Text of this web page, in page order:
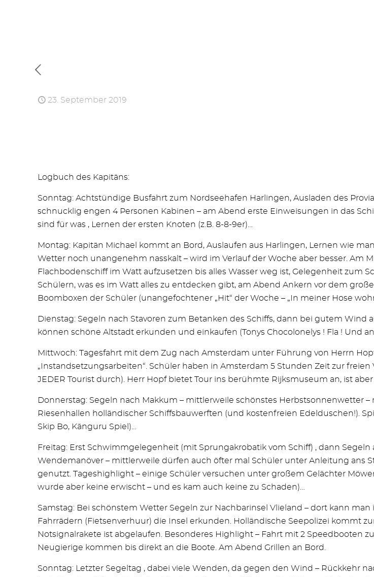
23. September 2019
Logbuch des Kapitäns:
Sonntag: Achtstündige Busfahrt zum Nordseehafen Harlingen, Ausladen des
schnucklig engen 4 Personen Kabinen – am Abend erste Einweisungen in das
sind für was , Lernen der ersten Knoten (z.B. 8-8-9er)…
Montag: Kapitän Michael kommt an Bord, Auslaufen aus Harlingen, Lernen wie
Wetter noch unangenehm nasskalt – wird im Verlauf der Woche aber besser. Am
Flachbodenschiff im Watt aufzusetzen bis alles Wasser weg ist, Gelegenheit zum
Schülern, was es im Watt alles zu entdecken gibt, am Abend Ankern vor dem
Boomboxen der Schüler (unangefochtener „Hit“ der Woche – „In meiner Hose
Dienstag: Segeln nach Stavoren zum Betanken des Schiffs, dann bei gutem Wind
können schöne Altstadt erkunden und einkaufen (Tonys Chocolonelys ! Fla ! Und
Mittwoch: Tagesfahrt mit dem Zug nach Amsterdam unter Führung von Herrn
„Instandsetzungsarbeiten“. Schüler haben in Amsterdam 5 Stunden Zeit zur
JEDER Tourist durch). Herr Hopf bietet Tour ins berühmte Rijksmuseum an, ist
Donnerstag: Segeln nach Makkum – mittlerweile schönstes Herbstsonnenwetter
Riesenhallen holländischer Schiffsbauwerften (und kostenfreien Edelduschen!).
Skip Bo, Känguru Spiel)…
Freitag: Erst Schwimmgelegenheit (mit Sprungakrobatik vom Schiff) , dann
Wendemanöver – mittlerweile dürfen auch öfter mal Schüler unter Anleitung ans
genutzt. Tageshighlight – einige Schüler versuchen unter großem Gelächter
wurde aber keine erwischt – und es kam auch keine zu Schaden)…
Samstag: Bei schönstem Wetter Segeln zur Nachbarinsel Vlieland – dort kann
Fahrrädern (Fietsenverhuur) die Insel erkunden. Holländische Seepolizei kommt
Notsignalrakete ist abgelaufen. Besonderes Highlight – Fahrt mit 2 Speedbooten
Neugierige kommen bis direkt an die Boote. Am Abend Grillen an Bord.
Sonntag: Letzter Segeltag , dabei viele Wenden, da gegen den Wind – Rückkehr